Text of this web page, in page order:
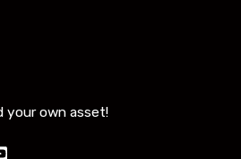
your own asset!